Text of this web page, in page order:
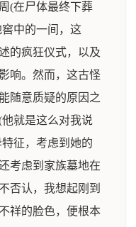
(在尸体最终下葬
中的一间，这
的疯狂仪式，以及
响。然而，这古怪
随意质疑的原因之
就是这么对我说
征，考虑到她的
考虑到家族墓地在
否认，我想起刚到
祥的脸色，便根本